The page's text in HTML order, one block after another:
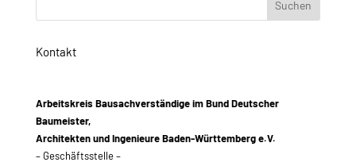
Kontakt
Arbeitskreis Bausachverständige im Bund Deutscher
Baumeister,
Architekten und Ingenieure Baden-Württemberg e.V.
– Geschäftsstelle –